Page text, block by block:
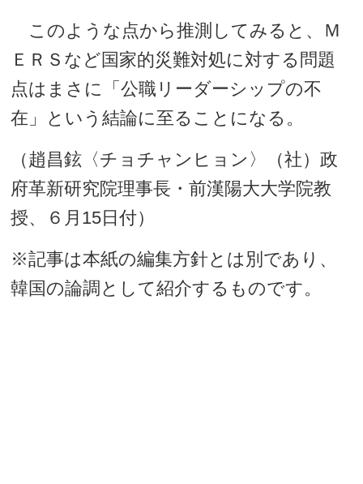
このような点から推測してみると、Ｍ
ＥＲＳなど国家的災難対処に対する問題
点はまさに「公職リーダーシップの不
在」という結論に至ることになる。
（趙昌鉉〈チョチャンヒョン〉（社）政
府革新研究院理事長・前漢陽大大学院教
授、６月15日付）
※記事は本紙の編集方針とは別であり、
韓国の論調として紹介するものです。